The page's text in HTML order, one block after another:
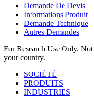
Demande De Devis
Informations Produit
Demande Technique
Autres Demandes
For Research Use Only.
your country.
SOCIÉTÉ
PRODUITS
INDUSTRIES